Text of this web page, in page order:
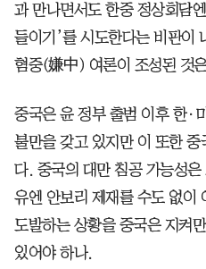
과 만나면서도 한중 정상회담
들이기’를 시도한다는 비판이
혐중(嫌中) 여론이 조성된 것
중국은 윤 정부 출범 이후 한·
불만을 갖고 있지만 이 또한
다. 중국의 대만 침공 가능성
유엔 안보리 제재를 수도 없이
도발하는 상황을 중국은 지켜
있어야 하나.